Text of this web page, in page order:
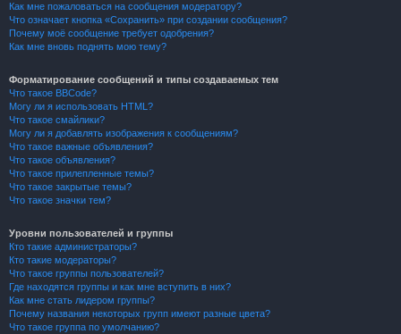
Как мне пожаловаться на сообщения модератору?
Что означает кнопка «Сохранить» при создании сообщения?
Почему моё сообщение требует одобрения?
Как мне вновь поднять мою тему?
Форматирование сообщений и типы создаваемых тем
Что такое BBCode?
Могу ли я использовать HTML?
Что такое смайлики?
Могу ли я добавлять изображения к сообщениям?
Что такое важные объявления?
Что такое объявления?
Что такое прилепленные темы?
Что такое закрытые темы?
Что такое значки тем?
Уровни пользователей и группы
Кто такие администраторы?
Кто такие модераторы?
Что такое группы пользователей?
Где находятся группы и как мне вступить в них?
Как мне стать лидером группы?
Почему названия некоторых групп имеют разные цвета?
Что такое группа по умолчанию?